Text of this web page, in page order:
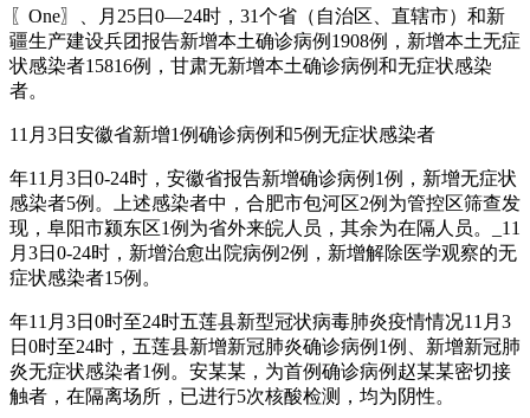
〖One〗、月25日0—24时，31个省（自治区、直辖市）和新
疆生产建设兵团报告新增本土确诊病例1908例，新增本土无症
状感染者15816例，甘肃无新增本土确诊病例和无症状感染
者。
11月3日安徽省新增1例确诊病例和5例无症状感染者
年11月3日0-24时，安徽省报告新增确诊病例1例，新增无症状
感染者5例。上述感染者中，合肥市包河区2例为管控区筛查发
现，阜阳市颍东区1例为省外来皖人员，其余为在隔人员。_11
月3日0-24时，新增治愈出院病例2例，新增解除医学观察的无
症状感染者15例。
年11月3日0时至24时五莲县新型冠状病毒肺炎疫情情况11月3
日0时至24时，五莲县新增新冠肺炎确诊病例1例、新增新冠肺
炎无症状感染者1例。安某某，为首例确诊病例赵某某密切接
触者，在隔离场所，已进行5次核酸检测，均为阴性。